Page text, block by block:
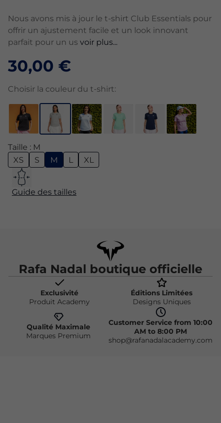
Nous avons mis à jour le t-shirt Club Essentials pour
offrir un ajustement facile et un look innovant
parfait pour un us voir plus...
30,00 €
Choisir la couleur du t-shirt:
Taille : M
XS
S M L XL
Guide des tailles
Rafa Nadal boutique officielle
Exclusivité
Produit Academy
Éditions Limitées
Designs Uniques
Qualité Maximale
Marques Premium
Customer Service from 10:00
AM to 8:00 PM
shop@rafanadalacademy.com